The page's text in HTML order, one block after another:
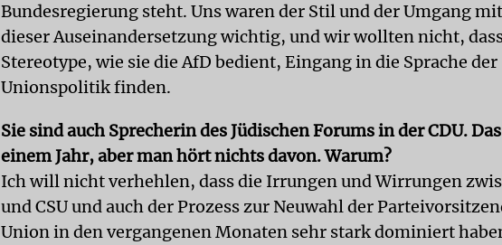
Bundesregierung steht. Uns waren der Stil und der Umgang
dieser Auseinandersetzung wichtig, und wir wollten nicht,
Stereotype, wie sie die AfD bedient, Eingang in die Sprache der
Unionspolitik finden.
Sie sind auch Sprecherin des Jüdischen Forums in der CDU.
einem Jahr, aber man hört nichts davon. Warum?
Ich will nicht verhehlen, dass die Irrungen und Wirrungen
und CSU und auch der Prozess zur Neuwahl der
Union in den vergangenen Monaten sehr stark dominiert